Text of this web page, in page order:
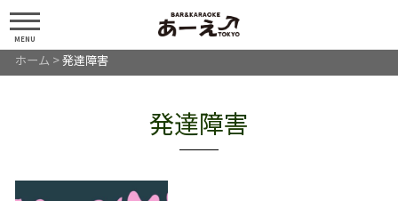
MENU
ホーム >発達障害
発達障害